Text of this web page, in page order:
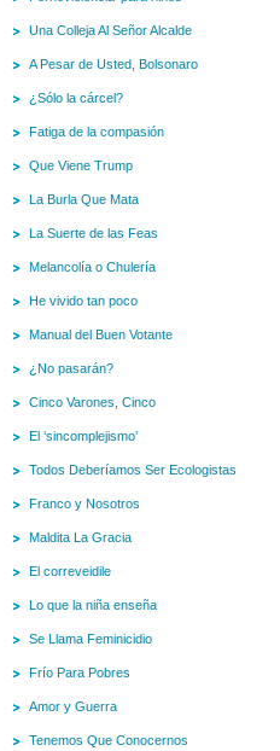
Una Colleja Al Señor Alcalde
A Pesar de Usted, Bolsonaro
¿Sólo la cárcel?
Fatiga de la compasión
Que Viene Trump
La Burla Que Mata
La Suerte de las Feas
Melancolía o Chulería
He vivido tan poco
Manual del Buen Votante
¿No pasarán?
Cinco Varones, Cinco
El ‘sincomplejismo’
Todos Deberíamos Ser Ecologistas
Franco y Nosotros
Maldita La Gracia
El correveidile
Lo que la niña enseña
Se Llama Feminicidio
Frío Para Pobres
Amor y Guerra
Tenemos Que Conocernos